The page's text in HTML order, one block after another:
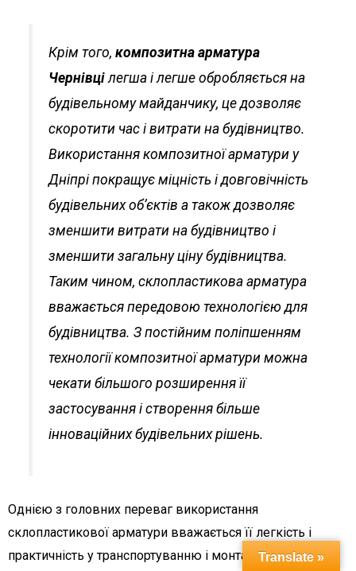
Крім того,композитна арматура
Чернівцілегша і легше обробляється на
будівельному майданчику, це дозволяє
скоротити час і витрати на будівництво.
Використання композитної арматури у
Дніпрі покращує міцність і довговічність
будівельних об’єктів а також дозволяє
зменшити витрати на будівництво і
зменшити загальну ціну будівництва.
Таким чином, склопластикова арматура
вважається передовою технологією для
будівництва. З постійним поліпшенням
технології композитної арматури можна
чекати більшого розширення її
застосування і створення більше
інноваційних будівельних рішень.
Однією з головних переваг використання
склопластикової арматури вважається її легкість і
практичність у транспортуванню і монтажі.Translate »